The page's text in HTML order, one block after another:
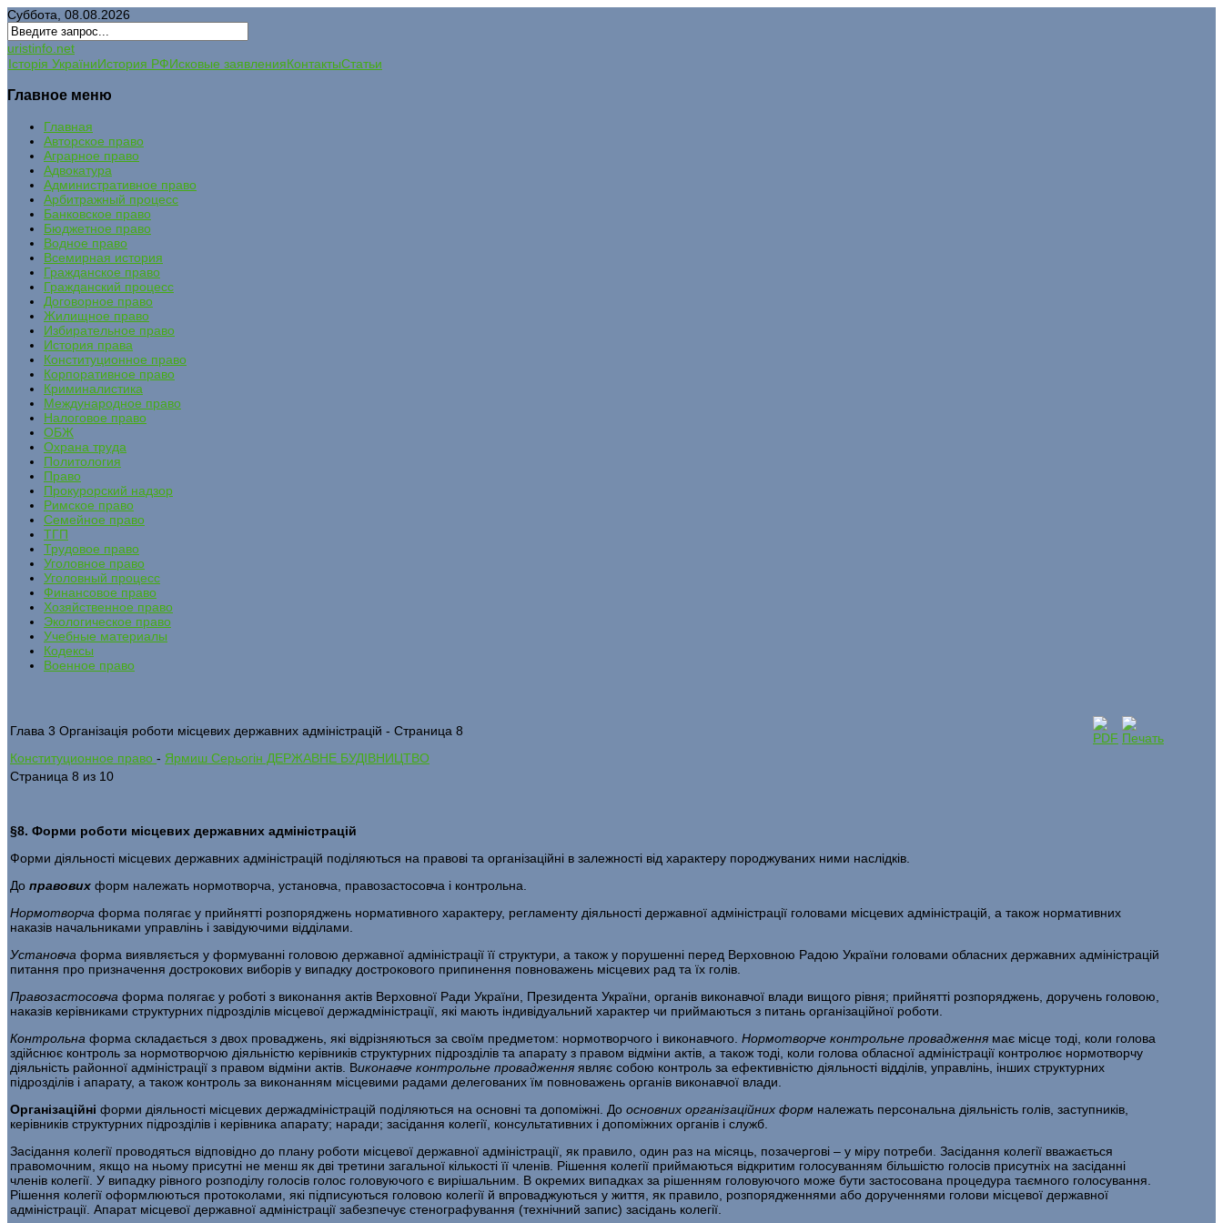
Суббота, 08.08.2026
uristinfo.net
Історія УкраїниИстория РФИсковые заявленияКонтактыСтатьи
Главное меню
Главная
Авторское право
Аграрное право
Адвокатура
Административное право
Арбитражный процесс
Банковское право
Бюджетное право
Водное право
Всемирная история
Гражданское право
Гражданский процесс
Договорное право
Жилищное право
Избирательное право
История права
Конституционное право
Корпоративное право
Криминалистика
Международное право
Налоговое право
ОБЖ
Охрана труда
Политология
Право
Прокурорский надзор
Римское право
Семейное право
ТГП
Трудовое право
Уголовное право
Уголовный процесс
Финансовое право
Хозяйственное право
Экологическое право
Учебные материалы
Кодексы
Военное право
Глава 3 Організація роботи місцевих державних адміністрацій - Страница 8
Конституционное право - Ярмиш Серьогін ДЕРЖАВНЕ БУДІВНИЦТВО
Страница 8 из 10
§8. Форми роботи місцевих державних адміністрацій
Форми діяльності місцевих державних адміністрацій поділяються на правові та організаційні в залежності від характеру породжуваних ними наслідків.
До правових форм належать нормотворча, установча, правозастосовча і контрольна.
Нормотворча форма полягає у прийнятті розпоряджень нормативного характеру, регламенту діяльності державної адміністрації головами місцевих адміністрацій, а також нормативних
наказів начальниками управлінь і завідуючими відділами.
Установча форма виявляється у формуванні головою державної адміністрації її структури, а також у порушенні перед Верховною Радою України головами обласних державних адміністрацій
питання про призначення дострокових виборів у випадку дострокового припинення повноважень місцевих рад та їх голів.
Правозастосовча форма полягає у роботі з виконання актів Верховної Ради України, Президента України, органів виконавчої влади вищого рівня; прийнятті розпоряджень, доручень головою,
наказів керівниками структурних підрозділів місцевої держадміністрації, які мають індивідуальний характер чи приймаються з питань організаційної роботи.
Контрольна форма складається з двох проваджень, які відрізняються за своїм предметом: нормотворчого і виконавчого. Нормотворче контрольне провадження має місце тоді, коли голова
здійснює контроль за нормотворчою діяльністю керівників структурних підрозділів та апарату з правом відміни актів, а також тоді, коли голова обласної адміністрації контролює нормотворчу
діяльність районної адміністрації з правом відміни актів. Виконавче контрольне провадження являє собою контроль за ефективністю діяльності відділів, управлінь, інших структурних
підрозділів і апарату, а також контроль за виконанням місцевими радами делегованих їм повноважень органів виконавчої влади.
Організаційні форми діяльності місцевих держадміністрацій поділяються на основні та допоміжні. До основних організаційних форм належать персональна діяльність голів, заступників,
керівників структурних підрозділів і керівника апарату; наради; засідання колегії, консультативних і допоміжних органів і служб.
Засідання колегії проводяться відповідно до плану роботи місцевої державної адміністрації, як правило, один раз на місяць, позачергові – у міру потреби. Засідання колегії вважається
правомочним, якщо на ньому присутні не менш як дві третини загальної кількості її членів. Рішення колегії приймаються відкритим голосуванням більшістю голосів присутніх на засіданні
членів колегії. У випадку рівного розподілу голосів голос головуючого є вирішальним. В окремих випадках за рішенням головуючого може бути застосована процедура таємного голосування.
Рішення колегії оформлюються протоколами, які підписуються головою колегії й впроваджуються у життя, як правило, розпорядженнями або дорученнями голови місцевої державної
адміністрації. Апарат місцевої державної адміністрації забезпечує стенографування (технічний запис) засідань колегії.